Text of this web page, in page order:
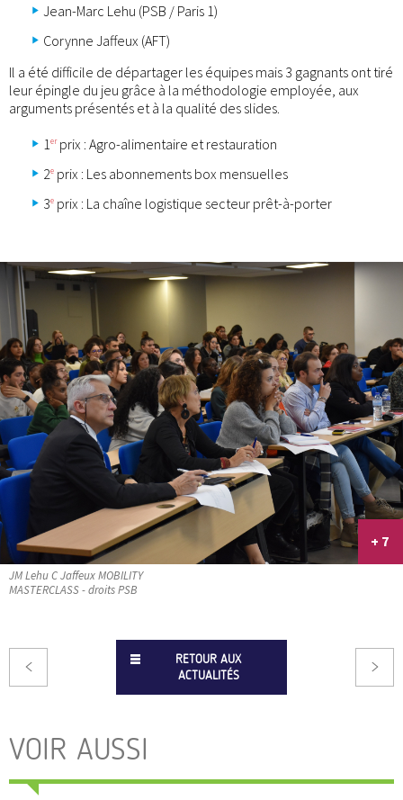
Jean-Marc Lehu (PSB / Paris 1)
Corynne Jaffeux (AFT)
Il a été difficile de départager les équipes mais 3 gagnants ont tiré
leur épingle du jeu grâce à la méthodologie employée, aux
arguments présentés et à la qualité des slides.
1 erprix : Agro-alimentaire et restauration
2e prix : Les abonnements box mensuelles
3e prix : La chaîne logistique secteur prêt-à-porter
JM Lehu C Jaffeux MOBILITY
MASTERCLASS - droits PSB
+ 7
RETOUR AUX
ACTUALITÉS
VOIR AUSSI